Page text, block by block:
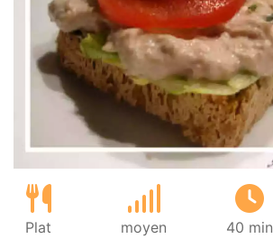
Plat moyen 40 min